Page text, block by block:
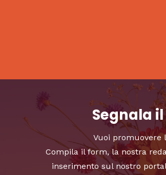
Segnala
Vuoi promuovere
Compila il form, la nostra
inserimento sul nostro